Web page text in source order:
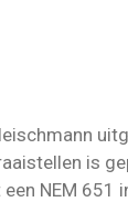
is
NEM 651